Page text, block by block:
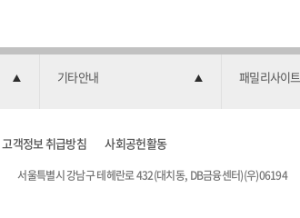
기타안내 패밀리사이트
고객정보 취급방침 사회공헌활동
서울특별시 강남구 테헤란로 432(대치동, DB금융센터)(우)06194